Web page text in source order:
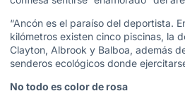
“Ancón es el paraíso del deportista.
kilómetros existen cinco piscinas, la
Clayton, Albrook y Balboa, además
senderos ecológicos donde
No todo es color de rosa